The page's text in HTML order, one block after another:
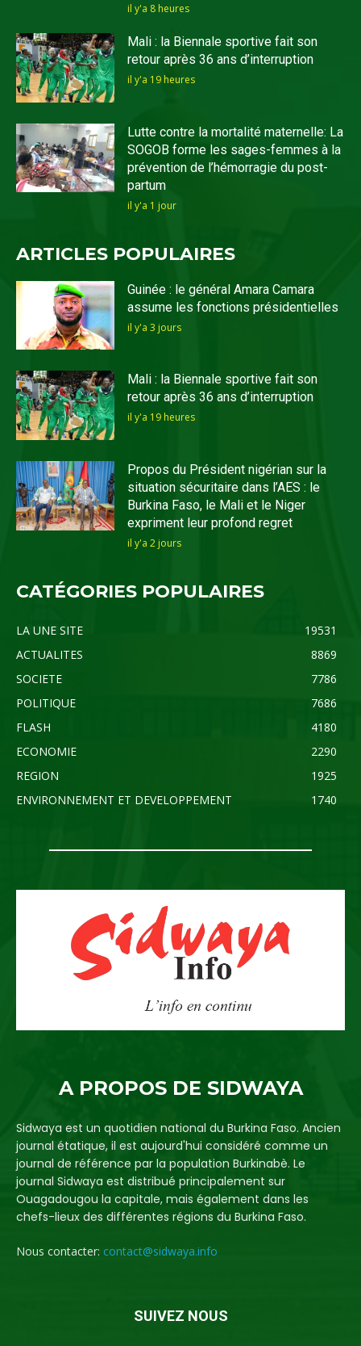
il y'a 8 heures
Mali : la Biennale sportive fait son
retour après 36 ans d’interruption
il y'a 19 heures
Lutte contre la mortalité maternelle: La
SOGOB forme les sages-femmes à la
prévention de l’hémorragie du post-
partum
il y'a 1 jour
ARTICLES POPULAIRES
Guinée : le général Amara Camara
assume les fonctions présidentielles
il y'a 3 jours
Mali : la Biennale sportive fait son
retour après 36 ans d’interruption
il y'a 19 heures
Propos du Président nigérian sur la
situation sécuritaire dans l’AES : le
Burkina Faso, le Mali et le Niger
expriment leur profond regret
il y'a 2 jours
CATÉGORIES POPULAIRES
LA UNE SITE
19531
ACTUALITES
8869
SOCIETE
7786
POLITIQUE
7686
FLASH
4180
ECONOMIE
2290
REGION
1925
ENVIRONNEMENT ET DEVELOPPEMENT
1740
A PROPOS DE SIDWAYA
Sidwaya est un quotidien national du Burkina Faso. Ancien
journal étatique, il est aujourd'hui considéré comme un
journal de référence par la population Burkinabè. Le
journal Sidwaya est distribué principalement sur
Ouagadougou la capitale, mais également dans les
chefs-lieux des différentes régions du Burkina Faso.
Nous contacter: contact@sidwaya.info
SUIVEZ NOUS